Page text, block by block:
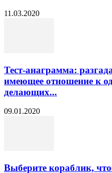
11.03.2020
Тест-анаграмма:
имеющее отношение к
делающих...
09.01.2020
Выберите кораблик,